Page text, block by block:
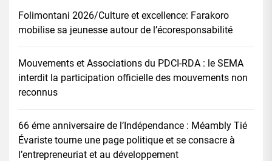
Folimontani 2026/Culture et excellence: Farakoro
mobilise sa jeunesse autour de l’écoresponsabilité
Mouvements et Associations du PDCI-RDA : le SEMA
interdit la participation officielle des mouvements non
reconnus
66 éme anniversaire de l’Indépendance : Méambly Tié
Évariste tourne une page politique et se consacre à
l’entrepreneuriat et au développement